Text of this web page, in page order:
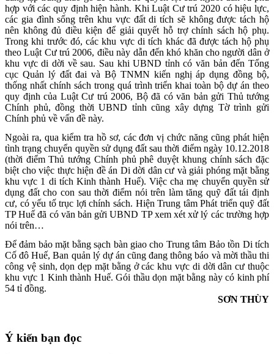
hợp với các quy định hiện hành. Khi Luật Cư trú 2020 có hiệu lực,
các gia đình sống trên khu vực đất di tích sẽ không được tách hộ
nên không đủ điều kiện để giải quyết hỗ trợ chính sách hộ phụ.
Trong khi trước đó, các khu vực di tích khác đã được tách hộ phụ
theo Luật Cư trú 2006, điều này dẫn đến khó khăn cho người dân ở
khu vực di dời về sau. Sau khi UBND tỉnh có văn bản đến Tổng
cục Quản lý đất đai và Bộ TNMN kiến nghị áp dụng đồng bộ,
thống nhất chính sách trong quá trình triển khai toàn bộ dự án theo
quy định của Luật Cư trú 2006, Bộ đã có văn bản gửi Thủ tướng
Chính phủ, đồng thời UBND tỉnh cũng xây dựng Tờ trình gửi
Chính phủ về vấn đề này.
Ngoài ra, qua kiểm tra hồ sơ, các đơn vị chức năng cũng phát hiện
tình trạng chuyển quyền sử dụng đất sau thời điểm ngày 10.12.2018
(thời điểm Thủ tướng Chính phủ phê duyệt khung chính sách đặc
biệt cho việc thực hiện đề án Di dời dân cư và giải phóng mặt bằng
khu vực 1 di tích Kinh thành Huế). Việc cha mẹ chuyển quyền sử
dụng đất cho con sau thời điểm nói trên làm tăng quỹ đất tái định
cư, có yếu tố trục lợi chính sách. Hiện Trung tâm Phát triển quỹ đất
TP Huế đã có văn bản gửi UBND TP xem xét xử lý các trường hợp
nói trên…
Để đảm bảo mặt bằng sạch bàn giao cho Trung tâm Bảo tồn Di tích
Cố đô Huế, Ban quản lý dự án cũng đang thông báo và mời thầu thi
công vệ sinh, dọn dẹp mặt bằng ở các khu vực di dời dân cư thuộc
khu vực 1 Kinh thành Huế. Gói thầu dọn mặt bằng này có kinh phí
54 tỉ đồng.
SƠN THÙY
Ý kiến bạn đọc